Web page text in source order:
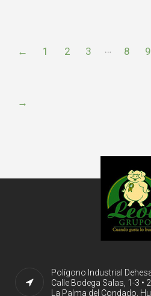
← 1 2 3 … 8 9
→
Polígono Industrial
Calle Bodega Salas, 1-3 •
La Palma del Condado,